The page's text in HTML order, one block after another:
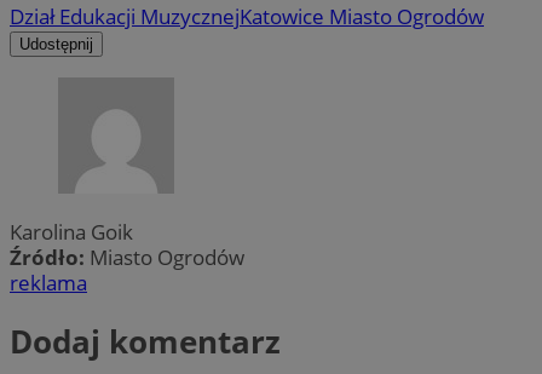
Dział Edukacji MuzycznejKatowice Miasto Ogrodów
Udostępnij
Karolina Goik
Źródło: Miasto Ogrodów
reklama
Dodaj komentarz